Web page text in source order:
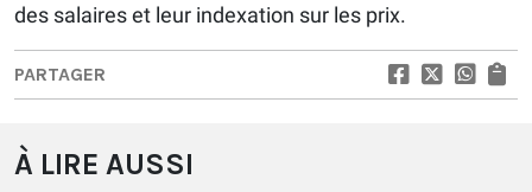
des salaires et leur indexation sur les prix.
PARTAGER
À LIRE AUSSI